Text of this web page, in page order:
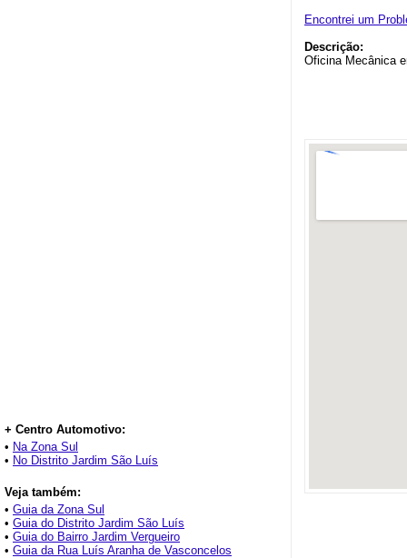
+ Centro Automotivo:
• Na Zona Sul
• No Distrito Jardim São Luís
Veja também:
• Guia da Zona Sul
• Guia do Distrito Jardim São Luís
• Guia do Bairro Jardim Vergueiro
• Guia da Rua Luís Aranha de Vasconcelos
Encontrei um
Descrição:
Oficina Mecânica